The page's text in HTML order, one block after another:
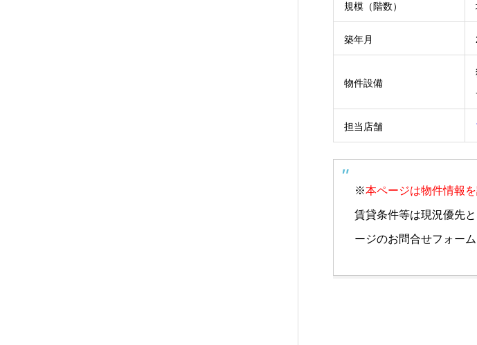
規模（階数）
築年月
物件設備
担当店舗
※本ページは物件情報
賃貸条件等は現況優先
ージのお問合せフォー